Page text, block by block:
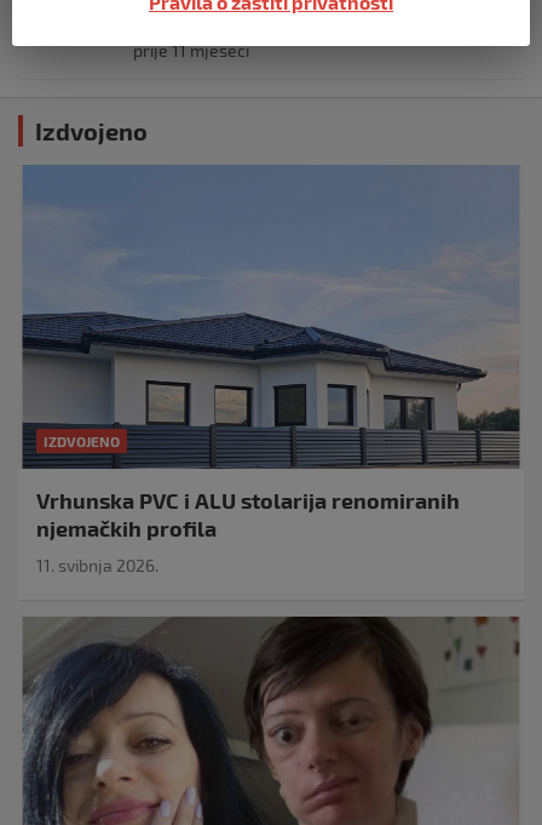
Dohu
prije 11 mjeseci
Izdvojeno
IZDVOJENO
Vrhunska PVC i ALU stolarija renomiranih
njemačkih profila
11. svibnja 2026.